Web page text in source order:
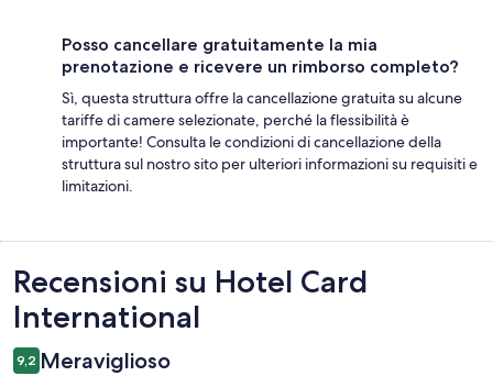
Posso cancellare gratuitamente la mia
prenotazione e ricevere un rimborso completo?
Sì, questa struttura offre la cancellazione gratuita su alcune
tariffe di camere selezionate, perché la flessibilità è
importante! Consulta le condizioni di cancellazione della
struttura sul nostro sito per ulteriori informazioni su requisiti e
limitazioni.
Recensioni
Recensioni su Hotel Card
International
9,2 Meraviglioso